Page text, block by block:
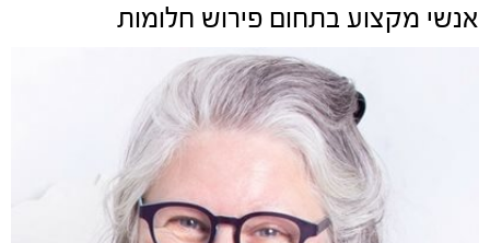
אנשי מקצוע בתחום פירוש חלומות